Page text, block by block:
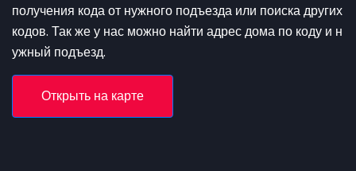
получения кода от нужного подъезда или поиска других
кодов. Так же у нас можно найти адрес дома по коду и н
ужный подъезд.
Открыть на карте